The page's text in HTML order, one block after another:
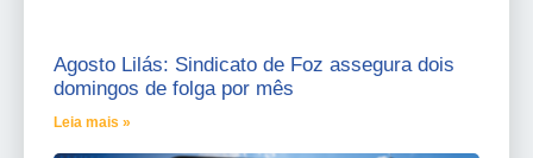
Agosto Lilás: Sindicato de Foz assegura dois
domingos de folga por mês
Leia mais »